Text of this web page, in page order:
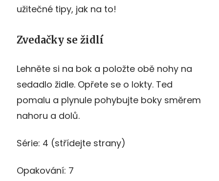
užitečné tipy, jak na to!
Zvedačky se židlí
Lehněte si na bok a položte obě nohy na
sedadlo židle. Opřete se o lokty. Ted
pomalu a plynule pohybujte boky směrem
nahoru a dolů.
Série: 4 (střídejte strany)
Opakování: 7